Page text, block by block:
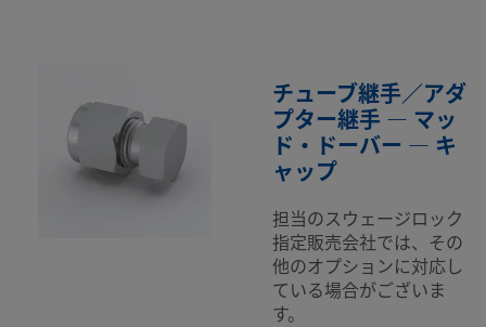
チューブ継手／アダ
プター継手 — マッ
ド・ドーバー — キ
ャップ
担当のスウェージロック
指定販売会社では、その
他のオプションに対応し
ている場合がございま
す。